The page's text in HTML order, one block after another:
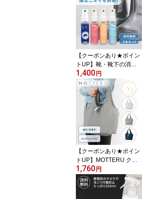
カット99.9%以上 遮熱
紫外線対策 遮光率100%
撥水4級 風に強い 耐風骨
サマーギフト
【クーポンあり★ポイン
トUP】靴・靴下の消臭
スプレー 30mL 3本セッ
ト ミニボトル 靴 インソ
ール 消臭 スプレー 消臭
抗菌 汗臭 アンモニア臭
酢酸臭 イソ吉草酸臭 靴
の内側 靴の中敷 身だし
なみ エチケット メンズ
ビジネス
1,400円
【クーポンあり★ポイン
トUP】MOTTERU クル
リトクーラーミニマルシ
ェバッグ モッテル トー
トバッグ エコバッグ 買
い物用 保冷 アルミ取り
1,760円